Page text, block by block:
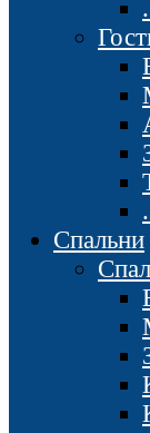
Спальни